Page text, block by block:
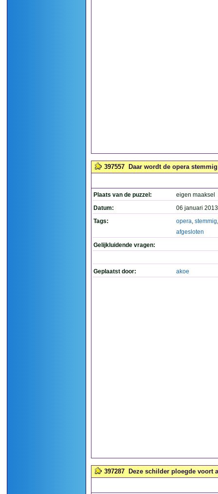
397557 Daar wordt de opera
Plaats van de puzzel:
eigen maaksel
Datum:
06 januari
Tags:
opera, stemmig
afgesloten
Gelijkluidende vragen:
Geplaatst door: akoe
397287 Deze schilder ploegde voort